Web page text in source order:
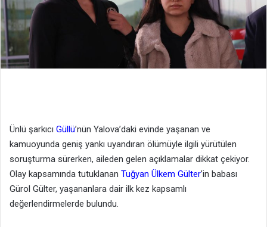
Ünlü şarkıcı Güllü’nün Yalova’daki evinde yaşanan ve
kamuoyunda geniş yankı uyandıran ölümüyle ilgili yürütülen
soruşturma sürerken, aileden gelen açıklamalar dikkat çekiyor.
Olay kapsamında tutuklanan Tuğyan Ülkem Gülter’in babası
Gürol Gülter, yaşananlara dair ilk kez kapsamlı
değerlendirmelerde bulundu.